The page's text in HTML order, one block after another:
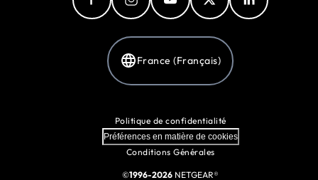
France (Français)
Politique de confidentialité
Préférences en matière de cookies
Conditions Générales
©1996-2026 NETGEAR®